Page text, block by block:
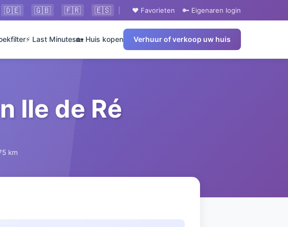
🇩🇪 🇬🇧 🇫🇷 🇪🇸 ❤️ Favorieten 🔑 Eigenaren login
⚡ Last Minutes🏡 Huis kopen Verhuur of verkoop uw huis
Ile de Ré
km